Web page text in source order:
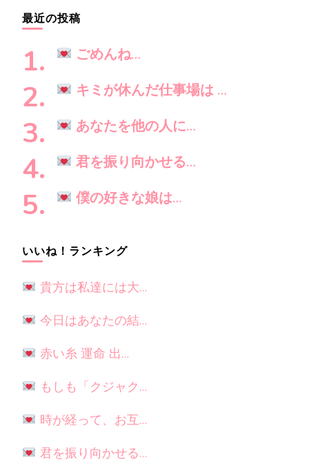
ョ
お
探
し
で
す
か
?
最近の投稿
ごめんね…
キミが休んだ仕事場は …
あなたを他の人に…
君を振り向かせる…
僕の好きな娘は…
いいね！ランキング
貴方は私達には大…
今日はあなたの結…
赤い糸 運命 出…
もしも「クジャク…
時が経って、お互…
君を振り向かせる…